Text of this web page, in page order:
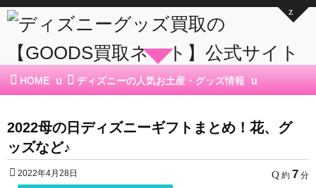
HOME ディズニーの人気お土産・グッズ情報
2022母の日ディズニーギフトまとめ！花、グ
ッズなど♪
2022年4月28日 約 7 分